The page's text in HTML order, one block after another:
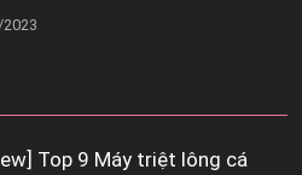
Top 9 Máy triệt lông cá